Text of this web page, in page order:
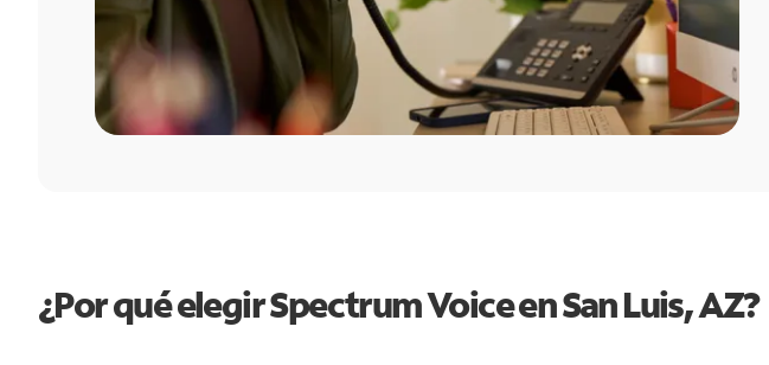
¿Por qué elegir Spectrum Voice en San Luis, AZ?